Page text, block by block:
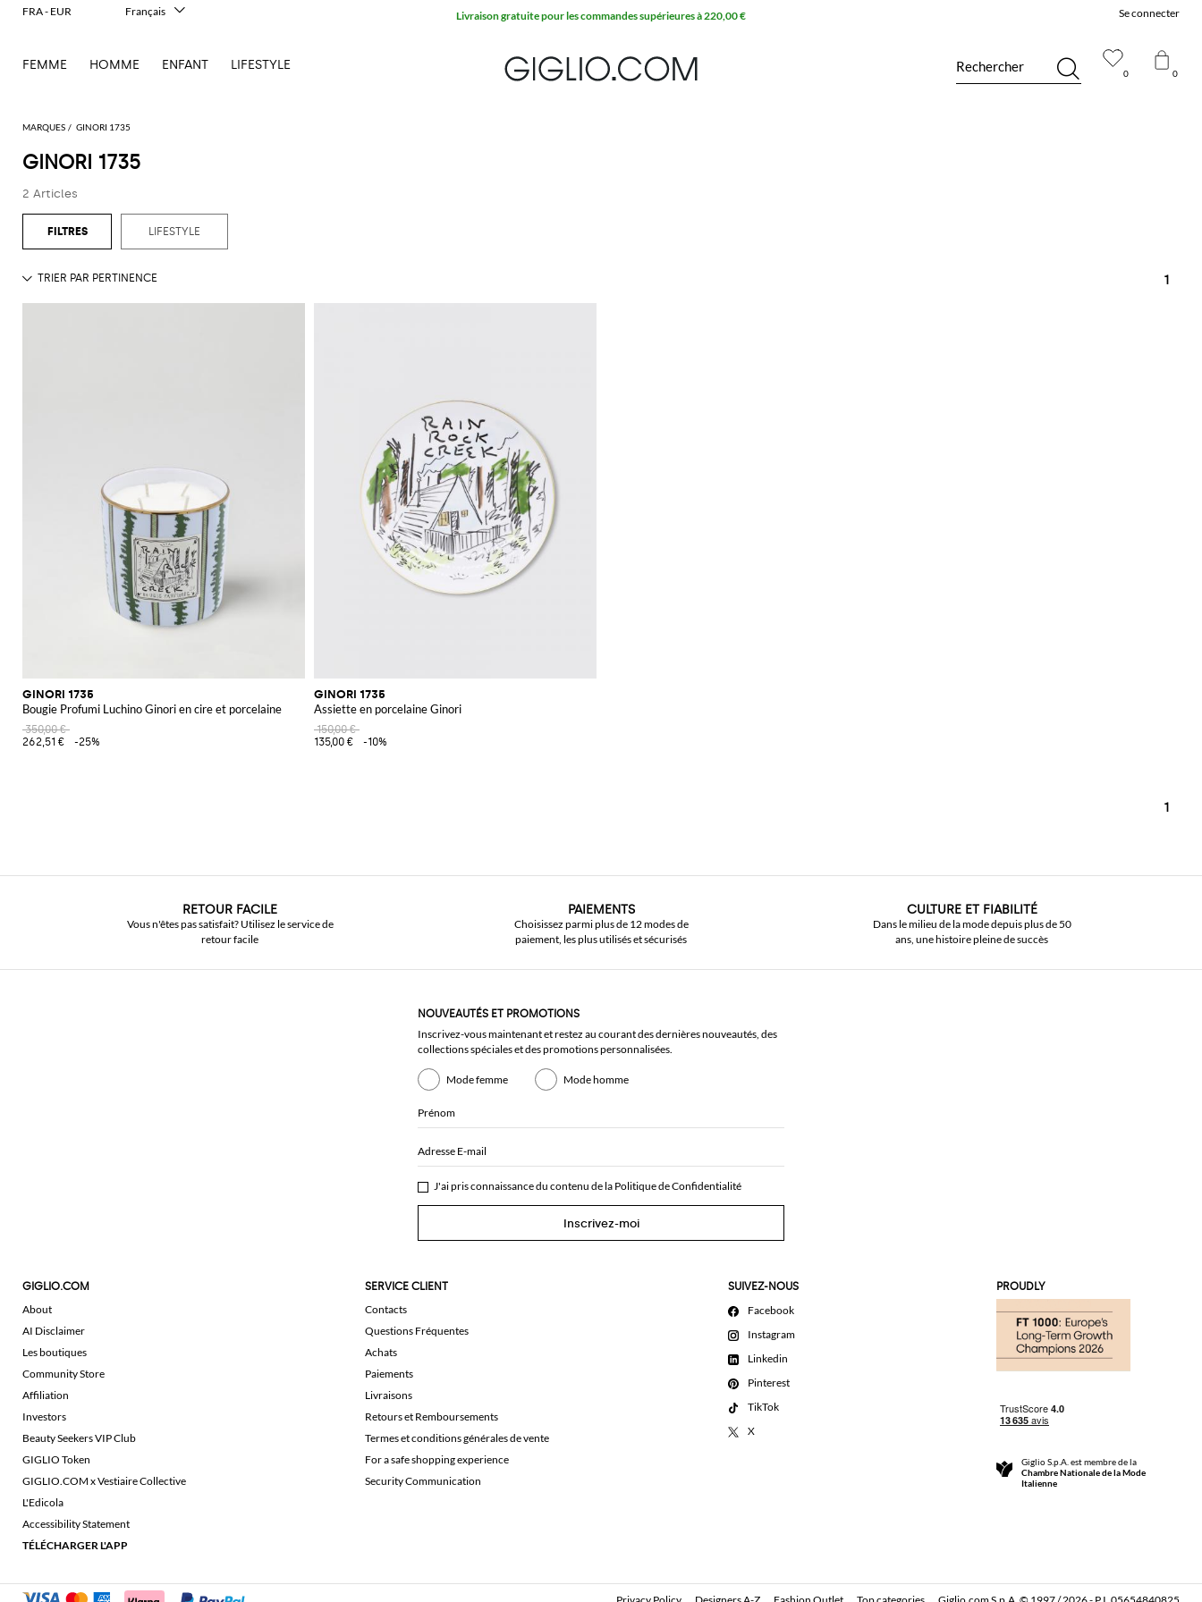
MARQUES GINORI 1735
GINORI 1735
2 Articles
LIFESTYLE
1
GINORI 1735
Bougie Profumi Luchino Ginori en cire et porcelaine
350,00 €
262,51 €
-25%
GINORI 1735
Assiette en porcelaine Ginori
150,00 €
135,00 €
-10%
1
0 0
Rechercher
Se connecter
FEMME HOMME ENFANT LIFESTYLE
Livraison gratuite pour les commandes supérieures à 220,00 €
FRA - EUR
Français
Deutsch
日本語
Русский
RETOUR FACILE
Vous n'êtes pas satisfait? Utilisez le service de
retour facile
PAIEMENTS
Choisissez parmi plus de 12 modes de
paiement, les plus utilisés et sécurisés
CULTURE ET FIABILITÉ
Dans le milieu de la mode depuis plus de 50
ans, une histoire pleine de succès
NOUVEAUTÉS ET PROMOTIONS
Inscrivez-vous maintenant et restez au courant des dernières nouveautés, des
collections spéciales et des promotions personnalisées.
Mode femme Mode homme
Prénom
Adresse E-mail
J'ai pris connaissance du contenu de la Politique de Confidentialité
Inscrivez-moi
GIGLIO.COM
About
AI Disclaimer
Les boutiques
Community Store
Affiliation
Investors
Beauty Seekers VIP Club
GIGLIO Token
GIGLIO.COM x Vestiaire Collective
L'Edicola
Accessibility Statement
TÉLÉCHARGER L'APP
SERVICE CLIENT
Contacts
Questions Fréquentes
Achats
Paiements
Livraisons
Retours et Remboursements
Termes et conditions générales de vente
For a safe shopping experience
Security Communication
SUIVEZ-NOUS
Facebook
Instagram
Linkedin
Pinterest
TikTok
X
PROUDLY
Giglio S.p.A. est membre de la
Chambre Nationale de la Mode
Italienne